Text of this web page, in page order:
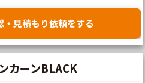
・見積もり依頼をする
カーンBLACK